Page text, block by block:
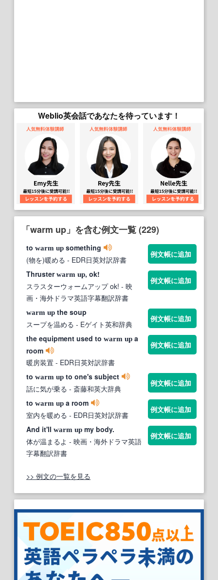
Weblio英会話であなたを待っています！
「warm up」を含む例文一覧 (229)
to warm up something
(物を)暖める - EDR日英対訳辞書
例文帳に追加
Thrusterwarm up, ok!
スラスターウォームアップ ok! - 映
画・海外ドラマ英語字幕翻訳辞書
例文帳に追加
warm up the soup
スープを温める - Eゲイト英和辞典
例文帳に追加
the equipment used to warm up a
room
暖房装置 - EDR日英対訳辞書
例文帳に追加
to warm up to one's subject
話に気が乗る - 斎藤和英大辞典
例文帳に追加
to warm up a room
室内を暖める - EDR日英対訳辞書
例文帳に追加
And it'll warm up my body.
体が温まるよ - 映画・海外ドラマ英語
字幕翻訳辞書
例文帳に追加
>> 例文の一覧を見る